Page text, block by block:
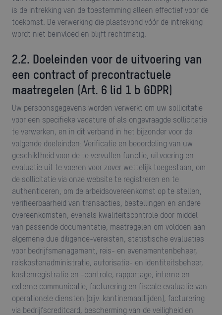
is de intrekking van de toestemming alleen effectief voor de
toekomst. De verwerking die plaatsvond vóór de intrekking
wordt niet beïnvloed en blijft rechtmatig.
2.2. Doeleinden voor de uitvoering van
een contract of precontractuele
maatregelen (Art. 6 lid 1 b GDPR)
Uw persoonsgegevens worden verwerkt om uw sollicitatie
voor een specifieke vacature of als ongevraagde sollicitatie
te verwerken, en in dit verband in het bijzonder voor de
volgende doeleinden: Verificatie en beoordeling van uw
geschiktheid voor de te vervullen functie, uitvoering en
evaluatie uit te voeren voor zover wettelijk toegestaan, om
de sollicitatie via onze website te registreren en te
authenticeren, om de arbeidsovereenkomst op te stellen,
verifieerbaarheid van transacties, bestellingen en andere
overeenkomsten, evenals kwaliteitscontrole door middel
van passende documentatie, maatregelen om voldoen aan
algemene due diligence-vereisten, statistische evaluaties
voor bedrijfsmanagement, reis- en evenementenbeheer,
reiskostenadministratie, autorisatie- en identiteitsbeheer,
kostenregistratie en -controle, rapportage, interne en
externe communicatie, facturering en fiscale evaluatie van
operationele diensten (bijv. kantinemaaltijden), facturering
via bedrijfscreditcard, bescherming van de veiligheid en